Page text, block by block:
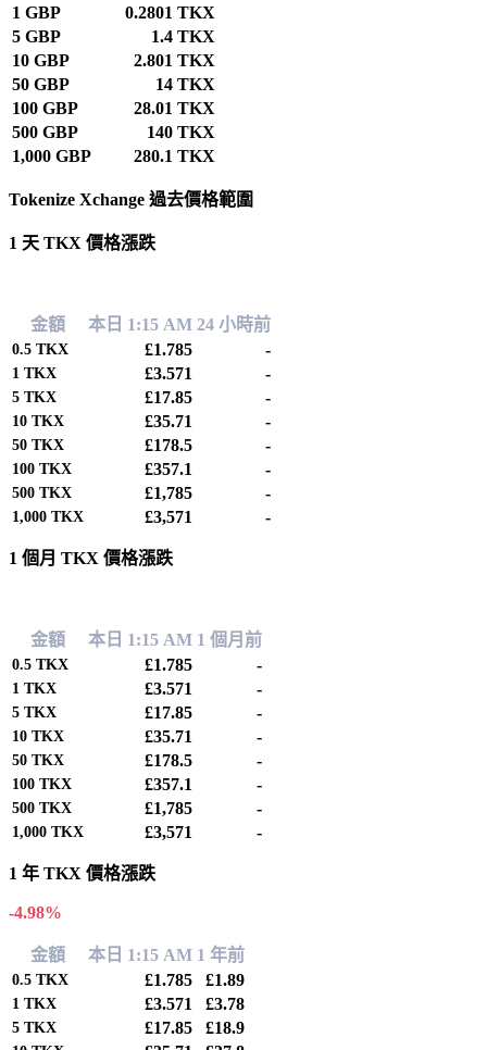
1 GBP
0.2801 TKX
5 GBP
1.4 TKX
10 GBP
2.801 TKX
50 GBP
14 TKX
100 GBP
28.01 TKX
500 GBP
140 TKX
1,000 GBP
280.1 TKX
Tokenize Xchange 過去價格範圍
1 天 TKX 價格漲跌
金額 本日 1:15 AM 24 小時前
0.5 TKX £1.785 -
1 TKX £3.571 -
5 TKX £17.85 -
10 TKX £35.71 -
50 TKX £178.5 -
100 TKX £357.1 -
500 TKX £1,785 -
1,000 TKX £3,571 -
1 個月 TKX 價格漲跌
金額 本日 1:15 AM 1 個月前
0.5 TKX £1.785 -
1 TKX £3.571 -
5 TKX £17.85 -
10 TKX £35.71 -
50 TKX £178.5 -
100 TKX £357.1 -
500 TKX £1,785 -
1,000 TKX £3,571 -
1 年 TKX 價格漲跌
-4.98%
金額 本日 1:15 AM 1 年前
0.5 TKX £1.785 £1.89
1 TKX £3.571 £3.78
5 TKX £17.85 £18.9